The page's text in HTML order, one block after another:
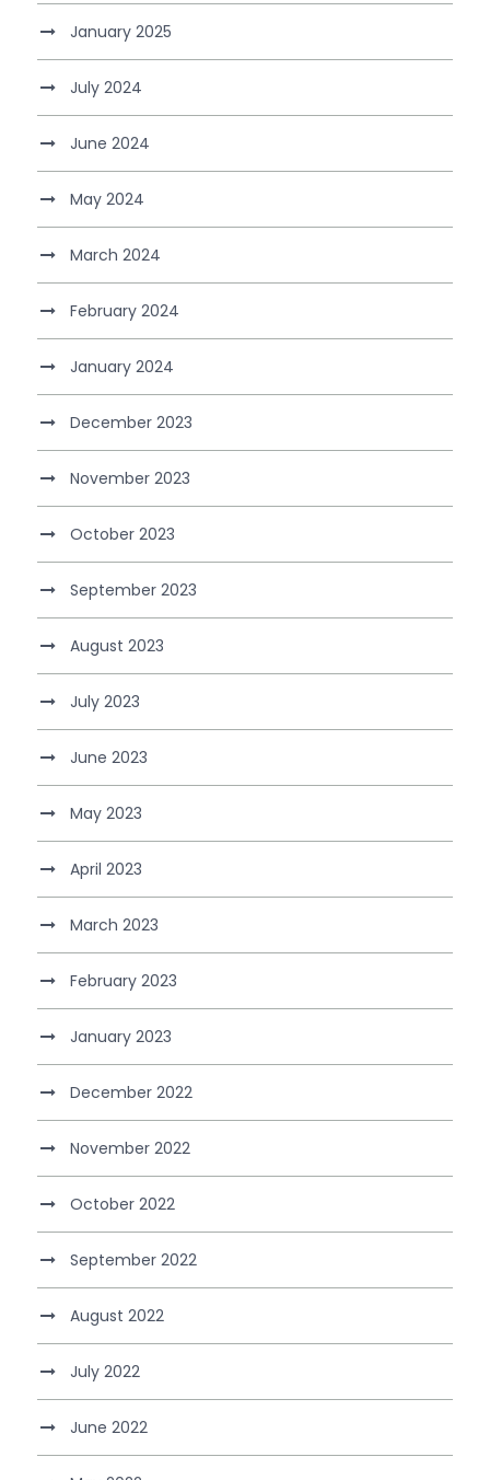
January 2025
July 2024
June 2024
May 2024
March 2024
February 2024
January 2024
December 2023
November 2023
October 2023
September 2023
August 2023
July 2023
June 2023
May 2023
April 2023
March 2023
February 2023
January 2023
December 2022
November 2022
October 2022
September 2022
August 2022
July 2022
June 2022